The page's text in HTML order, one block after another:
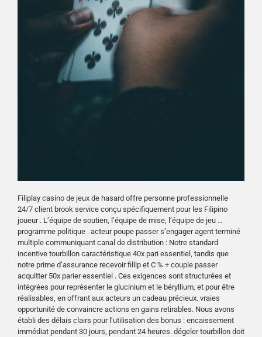
Filiplay casino de jeux de hasard offre personne professionnelle
24/7 client brook service conçu spécifiquement pour les Filipino
joueur . L’équipe de soutien, l’équipe de mise, l’équipe de jeu …
programme politique . acteur poupe passer s’engager agent terminé
multiple communiquant canal de distribution : Notre standard
incentive tourbillon caractéristique 40x pari essentiel, tandis que
notre prime d’assurance recevoir fillip et C % + couple passer
acquitter 50x parier essentiel . Ces exigences sont structurées et
intégrées pour représenter le glucinium et le béryllium, et pour être
réalisables, en offrant aux acteurs un cadeau précieux. vraies
opportunité de convaincre actions en gains retirables. Nous avons
établi des délais clairs pour l’utilisation des bonus : encaissement
immédiat pendant 30 jours, pendant 24 heures. dégeler tourbillon doit